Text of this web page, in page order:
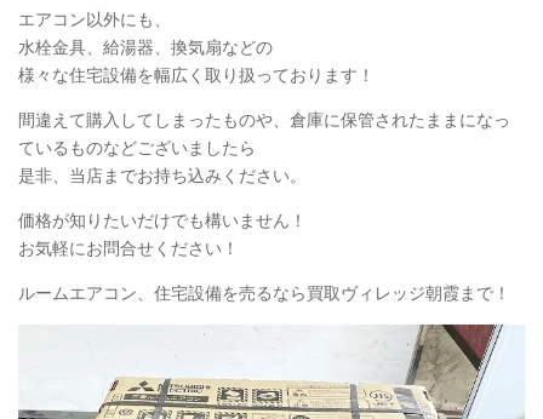
エアコン以外にも、
水栓金具、給湯器、換気扇などの
様々な住宅設備を幅広く取り扱っております！
間違えて購入してしまったものや、倉庫に保管されたままになっ
ているものなどございましたら
是非、当店までお持ち込みください。
価格が知りたいだけでも構いません！
お気軽にお問合せください！
ルームエアコン、住宅設備を売るなら買取ヴィレッジ朝霞まで！